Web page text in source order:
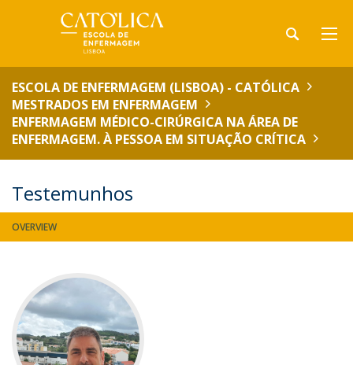
ESCOLA DE ENFERMAGEM (LISBOA) - CATÓLICA
MESTRADOS EM ENFERMAGEM
ENFERMAGEM MÉDICO-CIRÚRGICA NA ÁREA DE
ENFERMAGEM. À PESSOA EM SITUAÇÃO CRÍTICA
Testemunhos
OVERVIEW